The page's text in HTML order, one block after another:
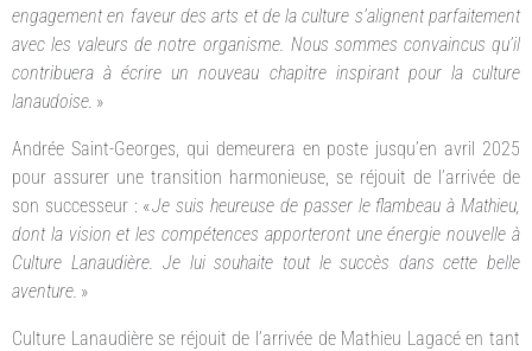
engagement en faveur des arts et de la culture s’alignent parfaitement
avec les valeurs de notre organisme. Nous sommes convaincus qu’il
contribuera à écrire un nouveau chapitre inspirant pour la culture
lanaudoise. »
Andrée Saint-Georges, qui demeurera en poste jusqu’en avril 2025
pour assurer une transition harmonieuse, se réjouit de l’arrivée de
son successeur : «Je suis heureuse de passer le flambeau à Mathieu,
dont la vision et les compétences apporteront une énergie nouvelle à
Culture Lanaudière. Je lui souhaite tout le succès dans cette belle
aventure. »
Culture Lanaudière se réjouit de l’arrivée de Mathieu Lagacé en tant